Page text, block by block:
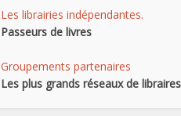
Les librairies indépendantes.
Passeurs de livres
Groupements partenaires
Les plus grands réseaux de libraires